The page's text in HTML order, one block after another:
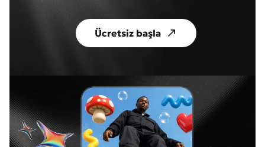
Ücretsiz başla